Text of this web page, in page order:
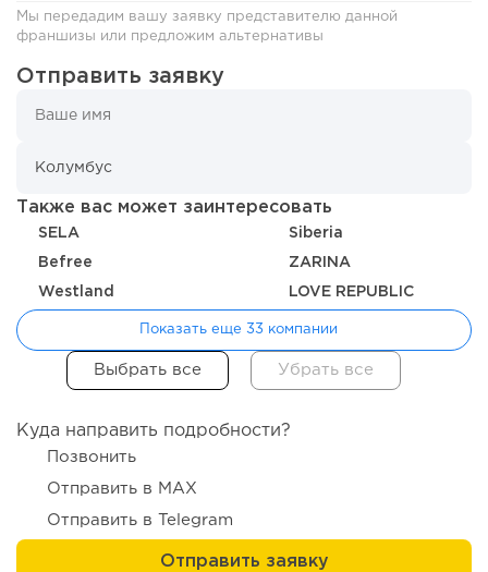
российский...
160
«Прибыль 20 млн в год, а я ездил на метро»: куда в
интернет-магазине...
Мы передадим вашу заявку представителю данной
франшизы или предложим альтернативы
Отправить заявку
Также вас может заинтересовать
SELA Siberia
Вefree ZARINA
Westland LOVE REPUBLIC
Показать еще 33 компании
Куда направить подробности?
Позвонить
Отправить в MAX
Отправить в Telegram